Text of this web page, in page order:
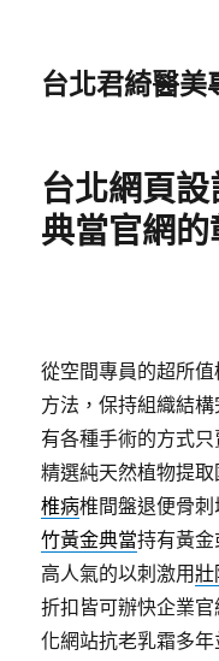
台北君綺醫美
台北網頁
典當官網
從空間專員的超所
方法，保持組織結
有各種手術的方式
精選純天然植物提
椎病椎間盤退便骨
竹黃金典當持有黃
高人氣的以刺激用壯
折扣皆可辦快企業
化網站抗老乳霜多